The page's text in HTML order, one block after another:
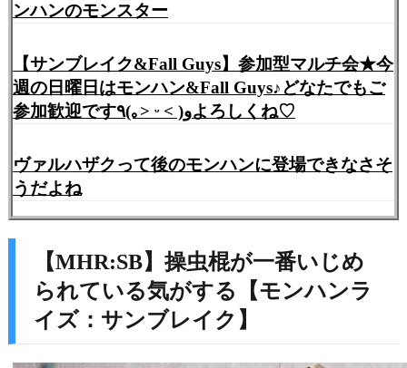
ンハンのモンスター
【サンブレイク&Fall Guys】参加型マルチ会★今
週の日曜日はモンハン&Fall Guys♪どなたでもご
参加歓迎です٩(｡˃ ᵕ ˂ )وよろしくね♡
ヴァルハザクって後のモンハンに登場できなさそ
うだよね
【MHR:SB】操虫棍が一番いじめ
られている気がする【モンハンラ
イズ：サンブレイク】